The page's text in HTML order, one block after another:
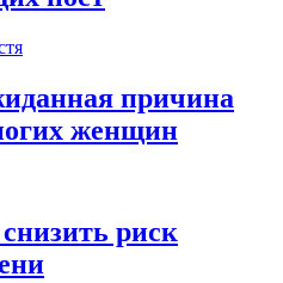
причина
женщин
риск